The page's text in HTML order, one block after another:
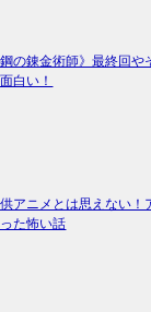
鋼の錬金術師》最終回
白い！
アニメとは思えない！
た怖い話